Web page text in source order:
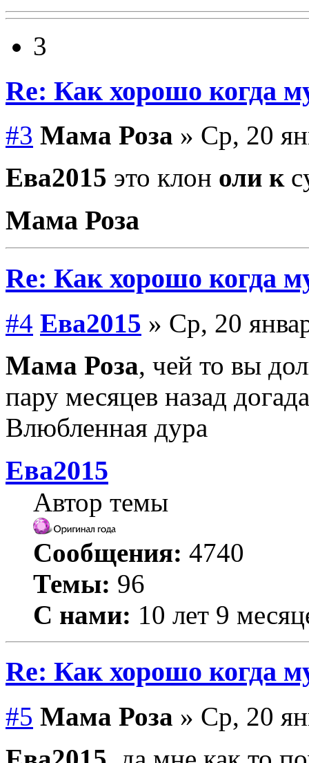
3
Re: Как хорошо когда
#3 Мама Роза » Ср, 20
Ева2015 это клон оли к
Мама Роза
Re: Как хорошо когда
#4 Ева2015 » Ср, 20
Мама Роза, чей то вы
пару месяцев назад
Влюбленная дура
Ева2015
Автор темы
Сообщения: 4740
Темы: 96
С нами: 10 лет 9
Re: Как хорошо когда
#5 Мама Роза » Ср, 20